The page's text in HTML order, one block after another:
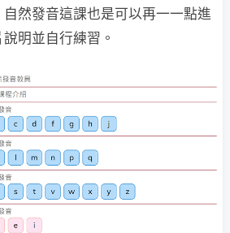
然發音這課也是可以再一一點進
明並自行練習。